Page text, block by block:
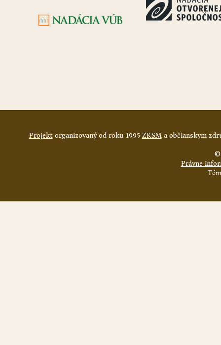
Projektorganizovaný od roku 1995 ZKSMa občianskym
©
Právne